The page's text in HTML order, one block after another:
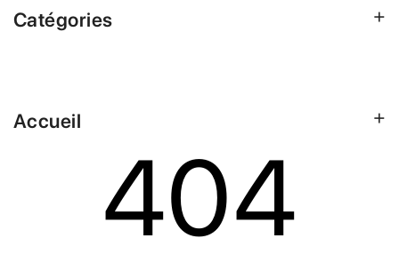
Catégories
Accueil
404